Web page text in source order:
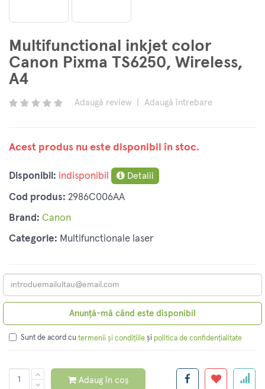
Multifunctional inkjet color
Canon Pixma TS6250, Wireless,
A4
Adaugă review Adaugă întrebare
Acest produs nu este disponibil în stoc.
Disponibil: indisponibil Detalii
Cod produs: 2986C006AA
Brand: Canon
Categorie: Multifunctionale laser
Anunță-mă când este disponibil
Sunt de acord cu termenii și condițiile și politica de confidențialitate
Adaug în coș